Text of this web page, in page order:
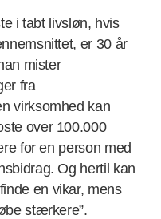
i tabt livsløn, hvis
er 30 år
mister
fra
virksomhed kan
over 100.000
for en person med
Og hertil kan
en vikar, mens
stærkere”.